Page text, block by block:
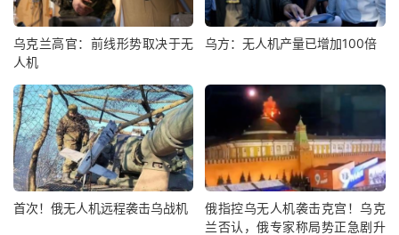
乌克兰高官：前线形势取决于无
人机
乌方：无人机产量已增加100倍
首次！俄无人机远程袭击乌战机
俄指控乌无人机袭击克宫！乌克
兰否认，俄专家称局势正急剧升